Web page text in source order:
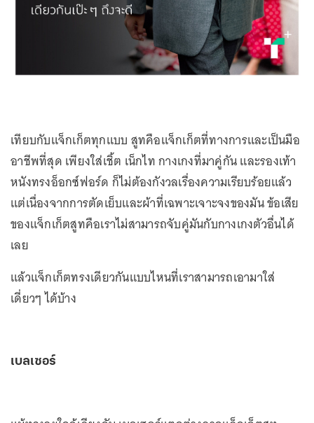
เทียบกับแจ็กเก็ตทุกแบบ สูทคือแจ็กเก็ตที่ทางการและเป็นมือ
อาชีพที่สุด เพียงใส่เชิ้ต เน็กไท กางเกงที่มาคู่กัน และรองเท้า
หนังทรงอ็อกซ์ฟอร์ด ก็ไม่ต้องกังวลเรื่องความเรียบร้อยแล้ว
แต่เนื่องจากการตัดเย็บและผ้าที่เฉพาะเจาะจงของมัน ข้อเสีย
ของแจ็กเก็ตสูทคือเราไม่สามารถจับคู่มันกับกางเกงตัวอื่นได้
เลย
แล้วแจ็กเก็ตทรงเดียวกันแบบไหนที่เราสามารถเอามาใส่
เดี่ยวๆ ได้บ้าง
เบลเซอร์